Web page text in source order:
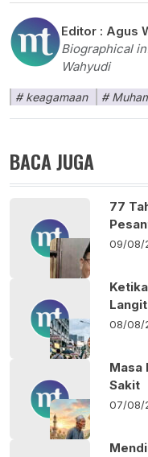
Editor : Agus
Biographical
Wahyudi
keagamaan
BACA JUGA
77
09/08/
08/08/
Masa
Sakit
07/08/